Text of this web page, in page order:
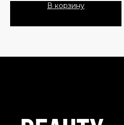
В корзину
Пользовательское Соглашение